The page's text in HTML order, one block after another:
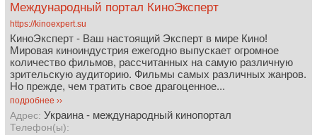
Международный портал КиноЭксперт
https://kinoexpert.su
КиноЭксперт - Ваш настоящий Эксперт в мире Кино!
Мировая киноиндустрия ежегодно выпускает огромное
количество фильмов, рассчитанных на самую различную
зрительскую аудиторию. Фильмы самых различных жанров.
Но прежде, чем тратить свое драгоценное...
подробнее ››
Адрес: Украина - международный кинопортал
Телефон(ы):